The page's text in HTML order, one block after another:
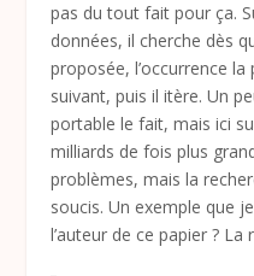
pas du tout fait pour ça.
données, il cherche dès
proposée, l’occurrence
suivant, puis il itère. Un
portable le fait, mais ici
milliards de fois plus
problèmes, mais la
soucis. Un exemple que
l’auteur de ce papier ? La